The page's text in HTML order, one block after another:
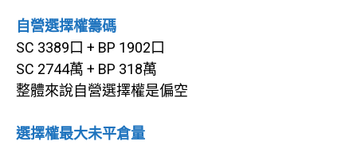
自營選擇權籌碼
SC 3389口 + BP 1902口
SC 2744萬 + BP 318萬
整體來說自營選擇權是偏空
選擇權最大未平倉量